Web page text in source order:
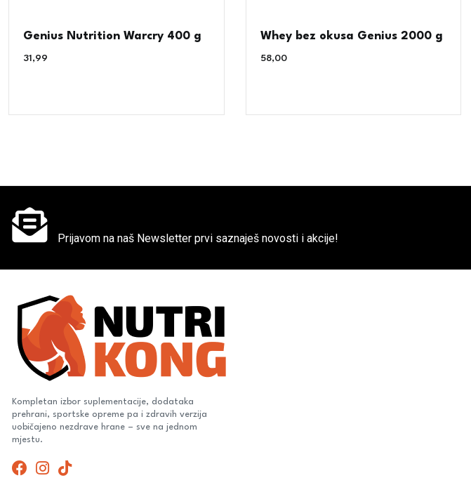
Genius Nutrition Warcry 400 g
31,99
Whey bez okusa Genius 2000 g
58,00
Prijavom na naš Newsletter prvi saznaješ novosti i akcije!
Kompletan izbor suplementacije, dodataka
prehrani, sportske opreme pa i zdravih verzija
uobičajeno nezdrave hrane – sve na jednom
mjestu.